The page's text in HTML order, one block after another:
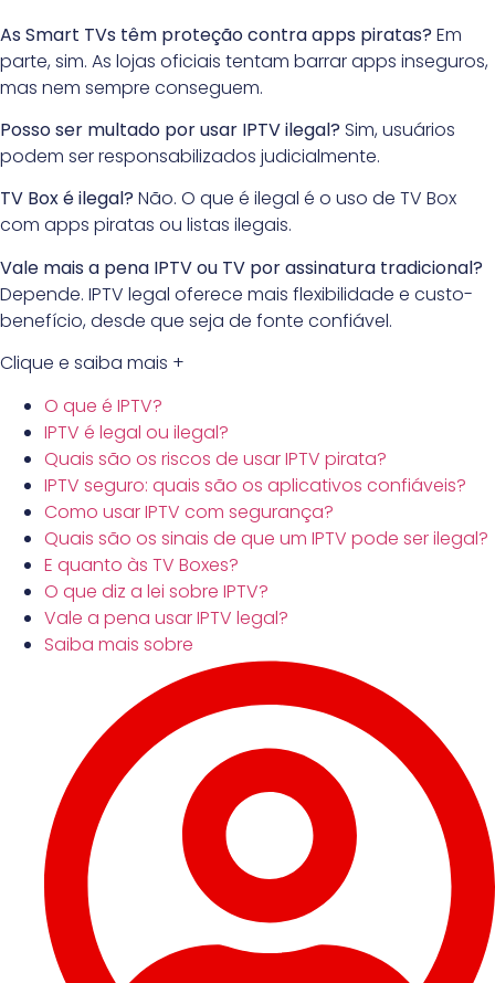
As Smart TVs têm proteção contra apps piratas? Em
parte, sim. As lojas oficiais tentam barrar apps inseguros,
mas nem sempre conseguem.
Posso ser multado por usar IPTV ilegal? Sim, usuários
podem ser responsabilizados judicialmente.
TV Box é ilegal? Não. O que é ilegal é o uso de TV Box
com apps piratas ou listas ilegais.
Vale mais a pena IPTV ou TV por assinatura tradicional?
Depende. IPTV legal oferece mais flexibilidade e custo-
benefício, desde que seja de fonte confiável.
Clique e saiba mais +
O que é IPTV?
IPTV é legal ou ilegal?
Quais são os riscos de usar IPTV pirata?
IPTV seguro: quais são os aplicativos confiáveis?
Como usar IPTV com segurança?
Quais são os sinais de que um IPTV pode ser ilegal?
E quanto às TV Boxes?
O que diz a lei sobre IPTV?
Vale a pena usar IPTV legal?
Saiba mais sobre